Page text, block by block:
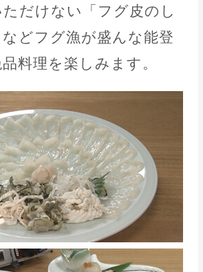
だけない「フグ皮のし
どフグ漁が盛んな能登
料理を楽しみます。